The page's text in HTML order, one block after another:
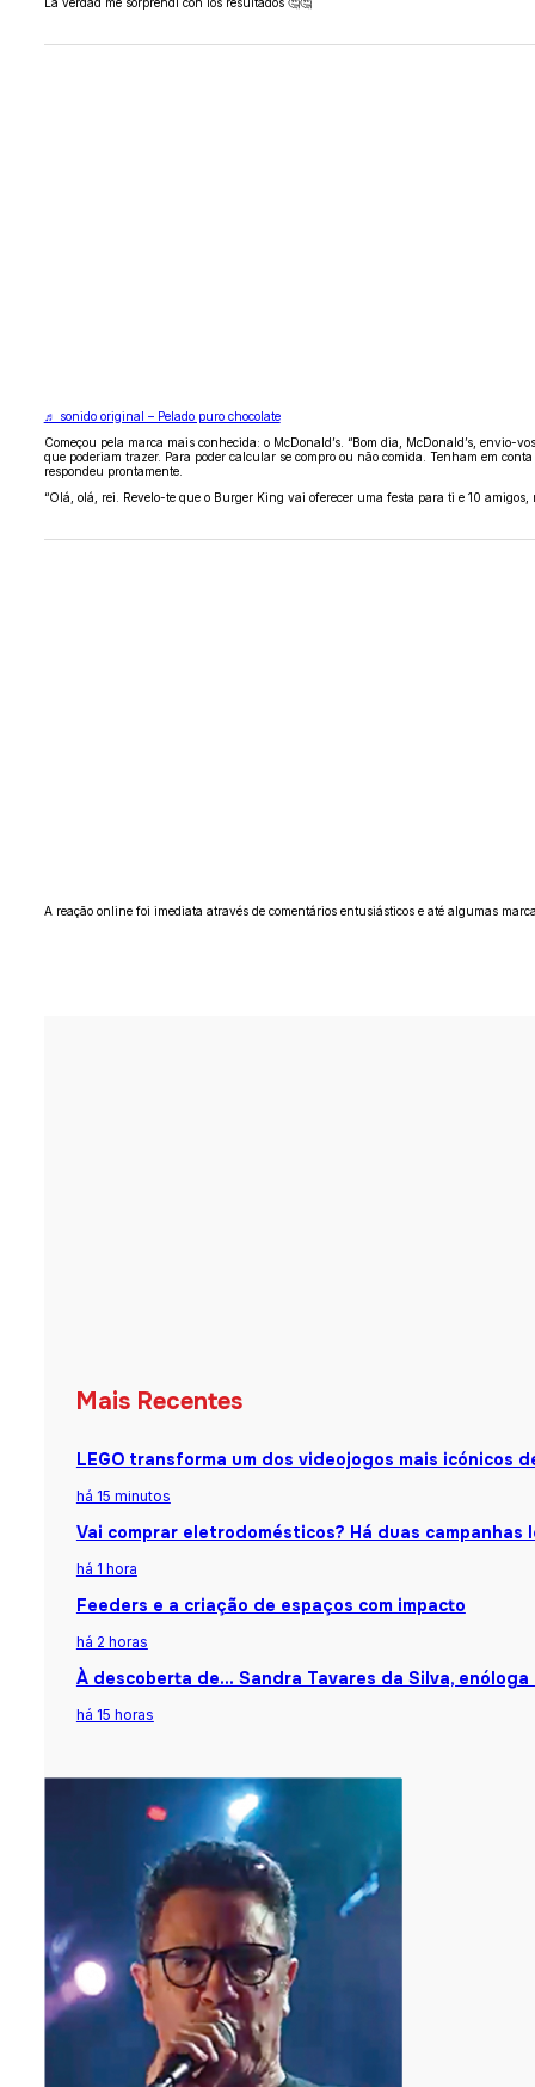
♬ sonido original – Pelado puro chocolate
Começou pela marca mais conhecida: o McDonald’s. “Bom dia, McDonald’s,
que poderiam trazer. Para poder calcular se compro ou não comida. Tenham em
respondeu prontamente.
“Olá, olá, rei. Revelo-te que o Burger King vai oferecer uma festa para ti e 10
A reação online foi imediata através de comentários entusiásticos e até algumas
Mais Recentes
LEGO transforma um dos videojogos mais icónicos
há 15 minutos
Vai comprar eletrodomésticos? Há duas campanhas
há 1 hora
Feeders e a criação de espaços com impacto
há 2 horas
À descoberta de… Sandra Tavares da Silva,
há 15 horas